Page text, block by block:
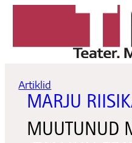
Artiklid
MARJU
MUUTUNUD